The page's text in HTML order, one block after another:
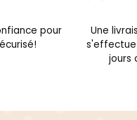
pour
Une
s'effectue
jours